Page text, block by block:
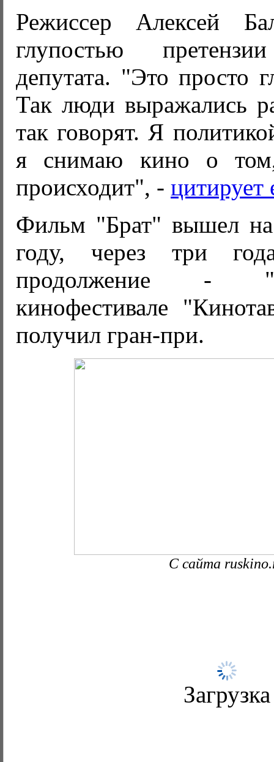
Режиссер Алексей
глупостью
депутата. "Это просто
Так люди выражались
так говорят. Я
я снимаю кино о
происходит", - цитирует
Фильм "Брат" вышел
году, через три
продолжение -
кинофестивале
получил гран-при.
С сайта
Загрузка